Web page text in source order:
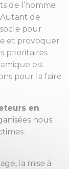
de l’homme
Autant de
pour
et provoquer
prioritaires
est
pour la faire
en
nous
la mise à